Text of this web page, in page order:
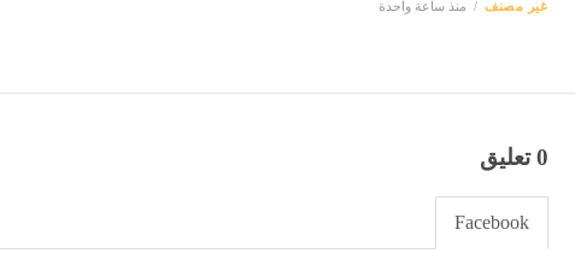
غير مصنف منذ ساعة واحدة
0 تعليق
Facebook